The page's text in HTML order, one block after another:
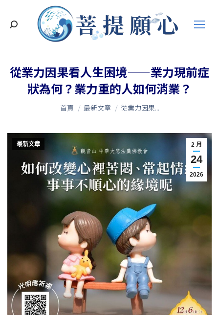
搜
從業力因果看人生困境——業力現前症
狀為何？業力重的人如何消業？
您在這裡：
首頁 最新文章 從業力因果...
2 月
24
2026
最新文章